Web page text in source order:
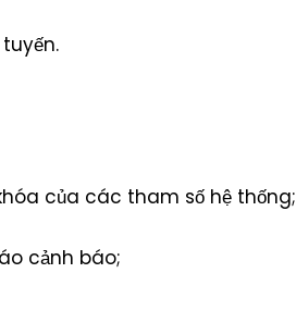
của các tham số hệ thống;
cảnh báo;